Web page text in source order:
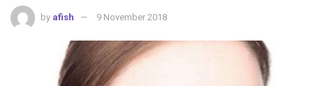
by afish 9 November 2018